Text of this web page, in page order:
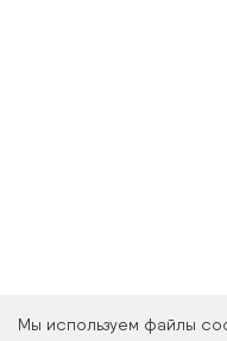
Мы используем файлы